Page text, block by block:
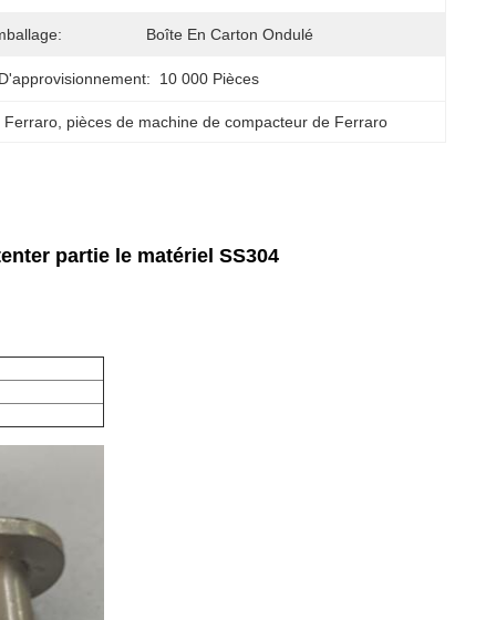
Boîte En Carton Ondulé
10 000 Pièces
Ferraro, pièces de machine de compacteur de Ferraro
partie le matériel SS304